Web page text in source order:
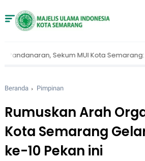
Sekum MUI Kota Semarang:
Beranda Pimpinan
Rumuskan Arah
Kota Semarang
ke-10 Pekan ini